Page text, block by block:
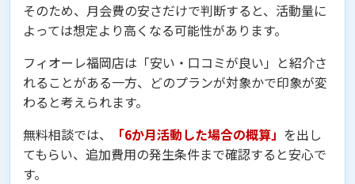
そのため、月会費の安さだけで判断すると、活動量に
よっては想定より高くなる可能性があります。
フィオーレ福岡店は「安い・口コミが良い」と紹介さ
れることがある一方、どのプランが対象かで印象が変
わると考えられます。
無料相談では、
「6か月活動した場合の概算」 を出し
てもらい、追加費用の発生条件まで確認すると安心で
す。